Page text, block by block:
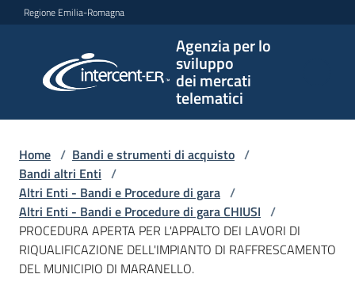
Vai al contenuto
Vai alla navigazione
Vai al footer
Regione Emilia-Romagna
Agenzia per lo
sviluppo
dei mercati
telematici
per lo
sviluppo
telematici
L'Agenzia
Home / Bandi e strumenti di acquisto /
Bandi altri Enti /
Altri Enti - Bandi e Procedure di gara /
Altri Enti - Bandi e Procedure di gara CHIUSI /
PROCEDURA APERTA PER L'APPALTO DEI LAVORI DI
RIQUALIFICAZIONE DELL'IMPIANTO DI RAFFRESCAMENTO
DEL MUNICIPIO DI MARANELLO.